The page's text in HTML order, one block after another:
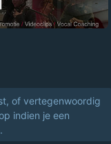
of vertegenwoordig
indien je een